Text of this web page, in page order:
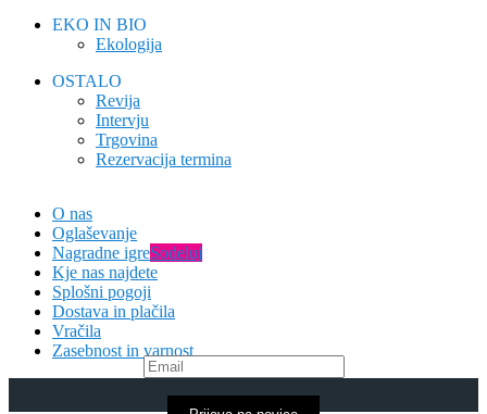
EKO IN BIO
Ekologija
OSTALO
Revija
Intervju
Trgovina
Rezervacija termina
O nas
Oglaševanje
Nagradne igreSodeluj
Kje nas najdete
Splošni pogoji
Dostava in plačila
Vračila
Zasebnost in varnost